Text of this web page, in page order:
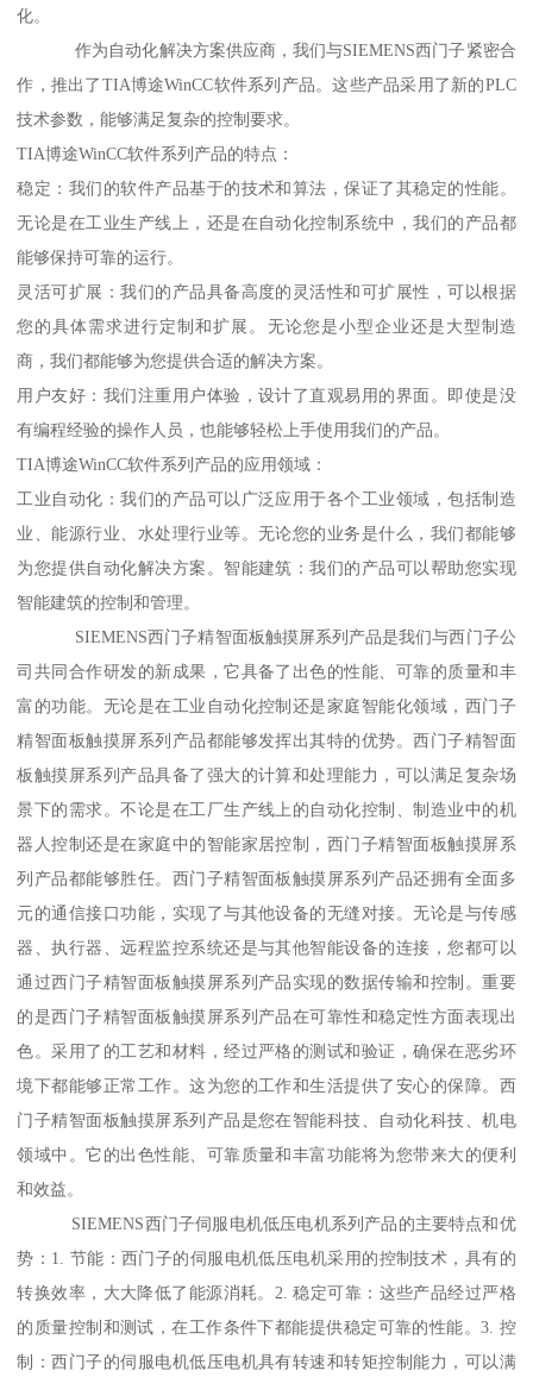
化。
作为自动化解决方案供应商，我们与SIEMENS西门子紧密合
作，推出了TIA博途WinCC软件系列产品。这些产品采用了新的PLC
技术参数，能够满足复杂的控制要求。
TIA博途WinCC软件系列产品的特点：
稳定：我们的软件产品基于的技术和算法，保证了其稳定的性能。
无论是在工业生产线上，还是在自动化控制系统中，我们的产品都
能够保持可靠的运行。
灵活可扩展：我们的产品具备高度的灵活性和可扩展性，可以根据
您的具体需求进行定制和扩展。无论您是小型企业还是大型制造
商，我们都能够为您提供合适的解决方案。
用户友好：我们注重用户体验，设计了直观易用的界面。即使是没
有编程经验的操作人员，也能够轻松上手使用我们的产品。
TIA博途WinCC软件系列产品的应用领域：
工业自动化：我们的产品可以广泛应用于各个工业领域，包括制造
业、能源行业、水处理行业等。无论您的业务是什么，我们都能够
为您提供自动化解决方案。智能建筑：我们的产品可以帮助您实现
智能建筑的控制和管理。
SIEMENS西门子精智面板触摸屏系列产品是我们与西门子公
司共同合作研发的新成果，它具备了出色的性能、可靠的质量和丰
富的功能。无论是在工业自动化控制还是家庭智能化领域，西门子
精智面板触摸屏系列产品都能够发挥出其特的优势。西门子精智面
板触摸屏系列产品具备了强大的计算和处理能力，可以满足复杂场
景下的需求。不论是在工厂生产线上的自动化控制、制造业中的机
器人控制还是在家庭中的智能家居控制，西门子精智面板触摸屏系
列产品都能够胜任。西门子精智面板触摸屏系列产品还拥有全面多
元的通信接口功能，实现了与其他设备的无缝对接。无论是与传感
器、执行器、远程监控系统还是与其他智能设备的连接，您都可以
通过西门子精智面板触摸屏系列产品实现的数据传输和控制。重要
的是西门子精智面板触摸屏系列产品在可靠性和稳定性方面表现出
色。采用了的工艺和材料，经过严格的测试和验证，确保在恶劣环
境下都能够正常工作。这为您的工作和生活提供了安心的保障。西
门子精智面板触摸屏系列产品是您在智能科技、自动化科技、机电
领域中。它的出色性能、可靠质量和丰富功能将为您带来大的便利
和效益。
SIEMENS西门子伺服电机低压电机系列产品的主要特点和优
势：1. 节能：西门子的伺服电机低压电机采用的控制技术，具有的
转换效率，大大降低了能源消耗。2. 稳定可靠：这些产品经过严格
的质量控制和测试，在工作条件下都能提供稳定可靠的性能。3. 控
制：西门子的伺服电机低压电机具有转速和转矩控制能力，可以满